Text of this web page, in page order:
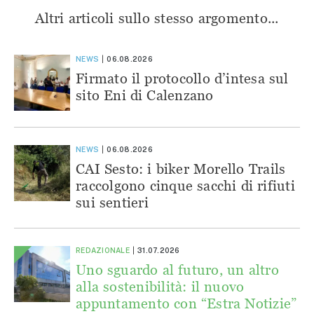
Altri articoli sullo stesso argomento...
NEWS 06.08.2026
Firmato il protocollo d’intesa sul
sito Eni di Calenzano
NEWS 06.08.2026
CAI Sesto: i biker Morello Trails
raccolgono cinque sacchi di rifiuti
sui sentieri
REDAZIONALE 31.07.2026
Uno sguardo al futuro, un altro
alla sostenibilità: il nuovo
appuntamento con “Estra Notizie”